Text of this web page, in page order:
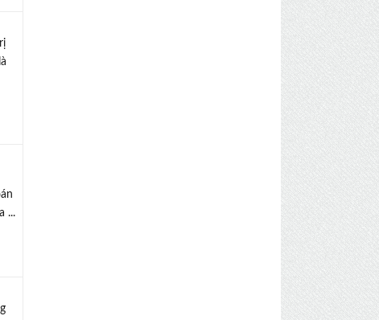
...